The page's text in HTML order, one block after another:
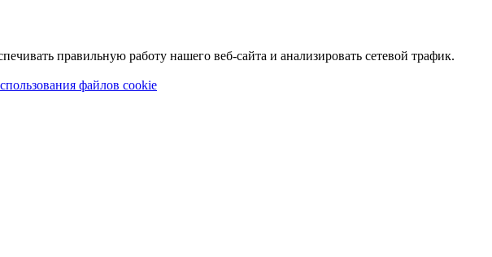
правильную работу нашего веб-сайта и анализировать сетевой трафик.
файлов cookie